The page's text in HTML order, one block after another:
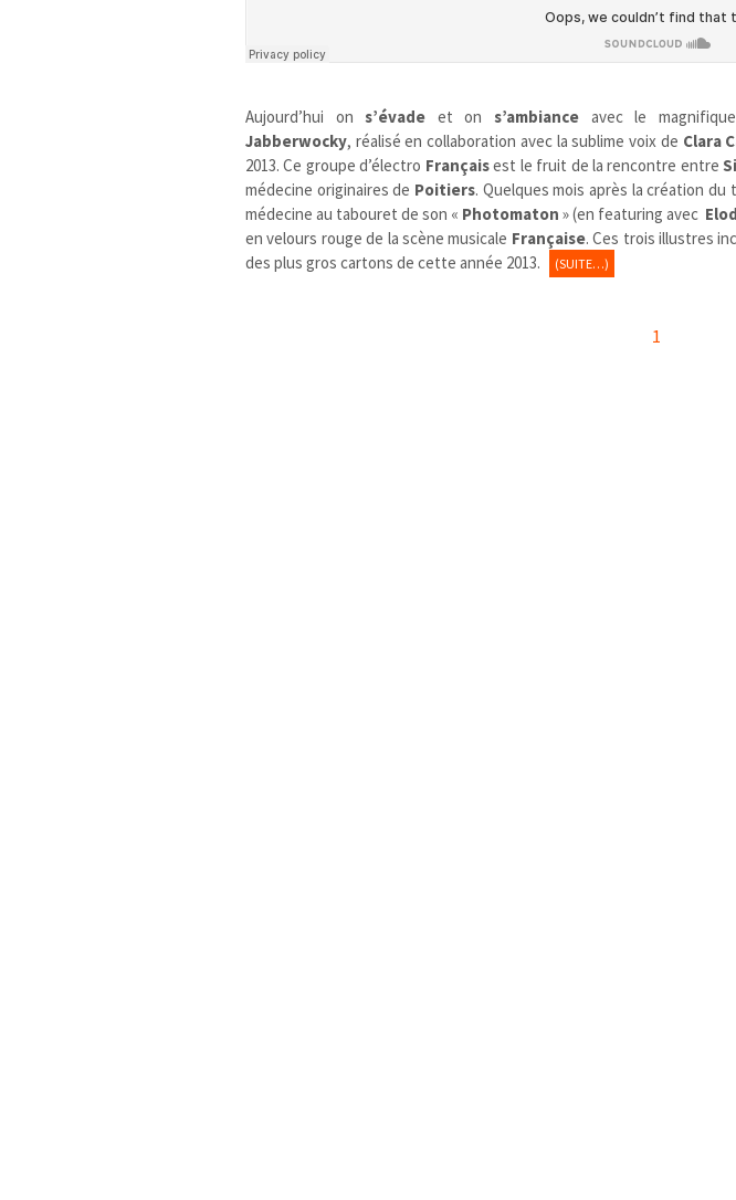
Aujourd’hui ons’évade et ons’ambiance avec le
Jabberwocky, réalisé en collaboration avec la sublime voix de Clara
2013. Ce groupe d’électro Françaisest le fruit de la rencontre entre
médecine originaires de Poitiers. Quelques mois après la création
médecine au tabouret de son « Photomaton » (en featuring avec
en velours rouge de la scène musicale Française. Ces trois illustres
des plus gros cartons de cette année 2013.
(SUITE…)
1